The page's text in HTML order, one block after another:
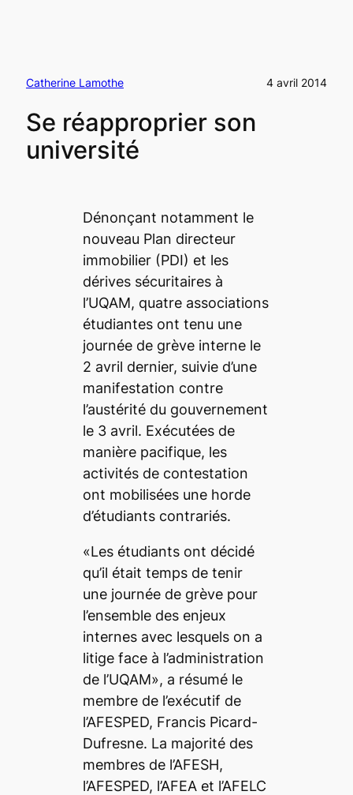
Catherine Lamothe 4 avril 2014
Se réapproprier son
université
Dénonçant notamment le
nouveau Plan directeur
immobilier (PDI) et les
dérives sécuritaires à
l’UQAM, quatre associations
étudiantes ont tenu une
journée de grève interne le
2 avril dernier, suivie d’une
manifestation contre
l’austérité du gouvernement
le 3 avril. Exécutées de
manière pacifique, les
activités de contestation
ont mobilisées une horde
d’étudiants contrariés.
«Les étudiants ont décidé
qu’il était temps de tenir
une journée de grève pour
l’ensemble des enjeux
internes avec lesquels on a
litige face à l’administration
de l’UQAM», a résumé le
membre de l’exécutif de
l’AFESPED, Francis Picard-
Dufresne. La majorité des
membres de l’AFESH,
l’AFESPED, l’AFEA et l’AFELC